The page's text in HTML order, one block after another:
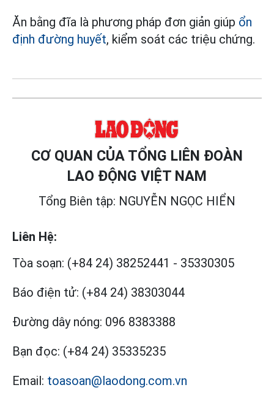
Ăn bằng đĩa là phương pháp đơn giản giúp ổn
định đường huyết, kiểm soát các triệu chứng.
CƠ QUAN CỦA TỔNG LIÊN ĐOÀN
LAO ĐỘNG VIỆT NAM
Tổng Biên tập: NGUYỄN NGỌC HIỂN
Liên Hệ:
Tòa soạn: (+84 24) 38252441 - 35330305
Báo điện tử: (+84 24) 38303044
Đường dây nóng: 096 8383388
Bạn đọc: (+84 24) 35335235
Email: toasoan@laodong.com.vn